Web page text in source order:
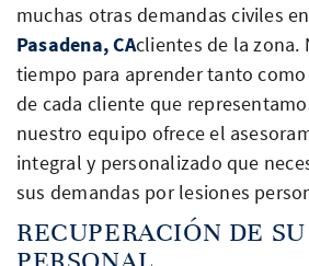
muchas otras demandas civiles
Pasadena, CAclientes de la zona.
tiempo para aprender tanto
de cada cliente que
nuestro equipo ofrece el
integral y personalizado que
sus demandas por lesiones
RECUPERACIÓN DE